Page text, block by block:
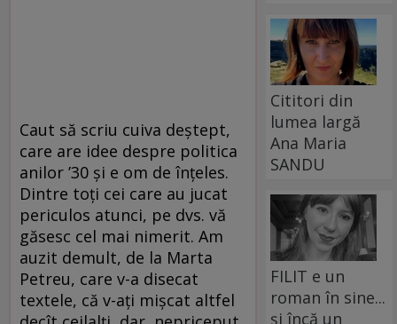
Caut să scriu cuiva deștept,
care are idee despre politica
anilor ’30 și e om de înțeles.
Dintre toți cei care au jucat
periculos atunci, pe dvs. vă
găsesc cel mai nimerit. Am
auzit demult, de la Marta
Petreu, care v-a disecat
textele, că v-ați mișcat altfel
Cititori din
lumea largă
Ana Maria
SANDU
FILIT e un
roman în sine...
și încă un